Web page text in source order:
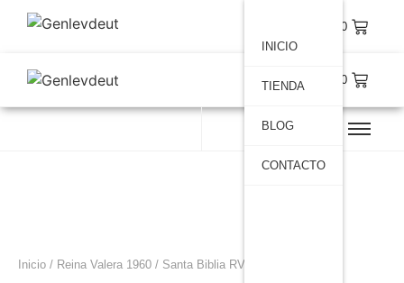
0.00
0.00
INICIO
TIENDA
BLOG
CONTACTO
Inicio / Reina Valera 1960 / Santa Biblia RVR 1960